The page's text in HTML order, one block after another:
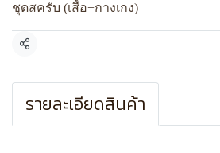
ชุดสครับ (เสื้อ+กางเกง)
แชร์
รายละเอียดสินค้า